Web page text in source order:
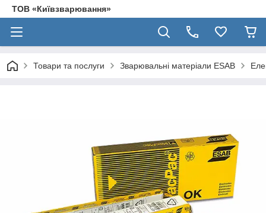
ТОВ «Київзварювання»
Товари та послуги Зварювальні матеріали ESAB